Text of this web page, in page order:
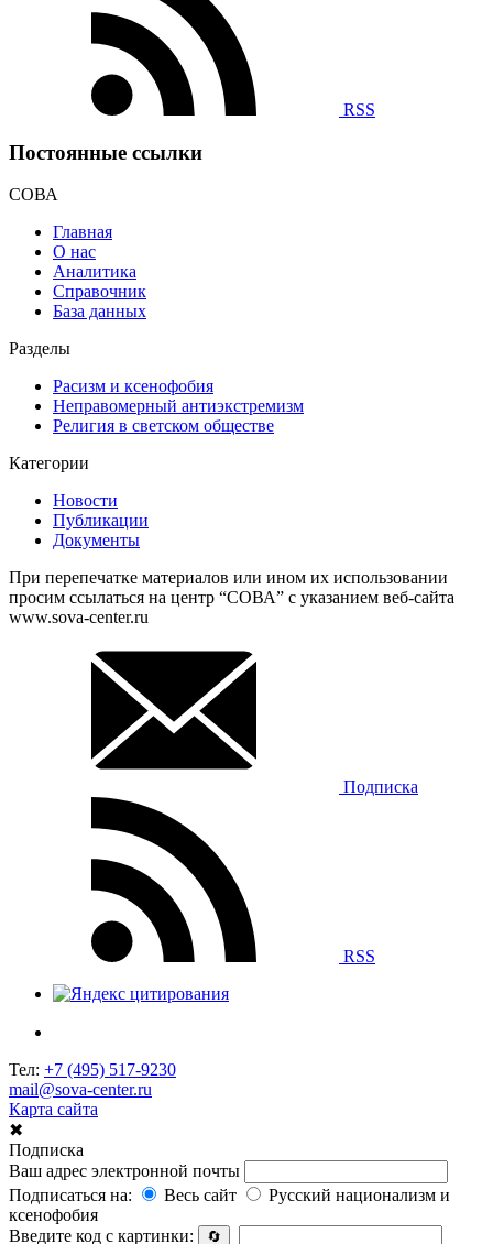
RSS
Постоянные ссылки
СОВА
Главная
О нас
Аналитика
Справочник
База данных
Разделы
Расизм и ксенофобия
Неправомерный антиэкстремизм
Религия в светском обществе
Категории
Новости
Публикации
Документы
При перепечатке материалов или ином их использовании
просим ссылаться на центр “СОВА” с указанием веб-сайта
www.sova-center.ru
Подписка
RSS
Тел: +7 (495) 517-9230
mail@sova-center.ru
Карта сайта
✖
Подписка
Ваш адрес электронной почты
Подписаться на:
Весь сайт
Русский национализм и
ксенофобия
Введите код с картинки:
🔄